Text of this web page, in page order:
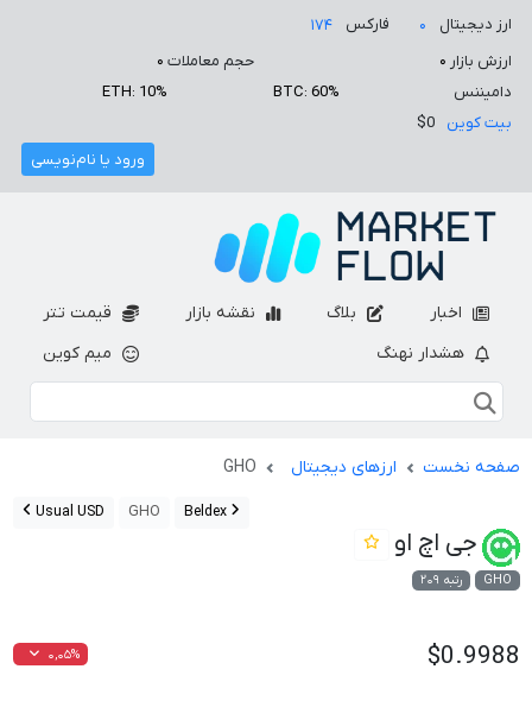
ارز دیجیتال ۰ فارکس
۱۷۴
ارزش بازار ۰ حجم معاملات ۰
دامیننس
BTC: 60%
ETH: 10%
بیت کوین
$0
ورود یا نام‌نویسی
اخبار بلاگ نقشه بازار
قیمت تتر
هشدار نهنگ
میم کوین
صفحه نخست ارزهای دیجیتال GHO
Beldex
GHO
Usual USD
جی اچ او
GHO رتبه ۲۰۹
$0.9988 ۰,۰۵%